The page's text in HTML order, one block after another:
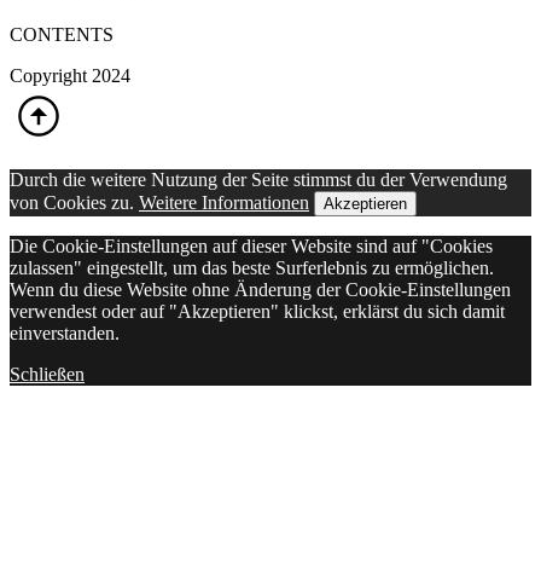
CONTENTS
Copyright 2024
Durch die weitere Nutzung der Seite stimmst du der Verwendung
von Cookies zu. Weitere Informationen Akzeptieren
Die Cookie-Einstellungen auf dieser Website sind auf "Cookies
zulassen" eingestellt, um das beste Surferlebnis zu ermöglichen.
Wenn du diese Website ohne Änderung der Cookie-Einstellungen
verwendest oder auf "Akzeptieren" klickst, erklärst du sich damit
einverstanden.
Schließen